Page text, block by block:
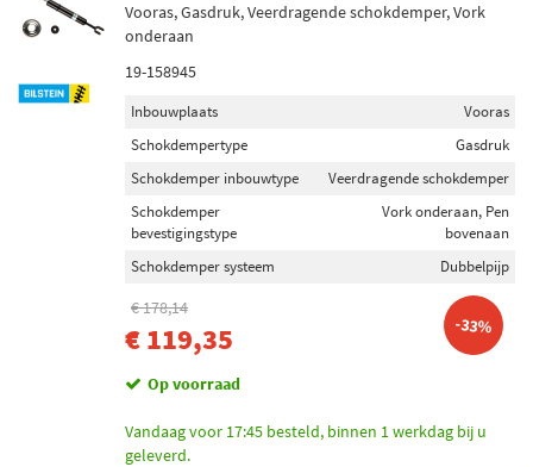
Vooras, Gasdruk, Veerdragende schokdemper, Vork
onderaan
19-158945
Inbouwplaats
Vooras
Schokdempertype
Gasdruk
Schokdemper inbouwtype
Veerdragende schokdemper
Schokdemper
bevestigingstype
Vork onderaan, Pen
bovenaan
Schokdemper systeem
Dubbelpijp
€ 178,14
€ 119,35 -33%
Op voorraad
Vandaag voor 17:45 besteld, binnen 1 werkdag bij u
geleverd.